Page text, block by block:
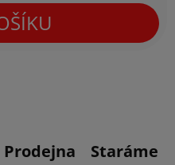
Prodejna
Staráme